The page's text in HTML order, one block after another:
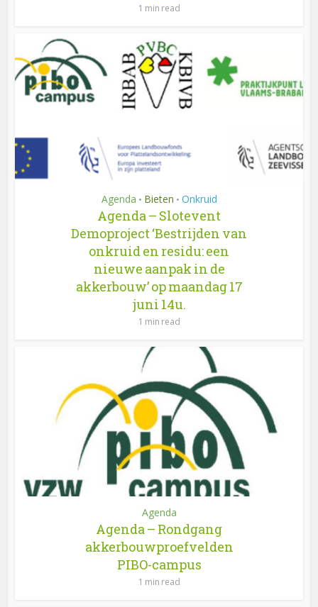
1 min read
Agenda • Bieten • Onkruid
Agenda – Slotevent
Demoproject ‘Bestrijden van
onkruid en residu: een
nieuwe aanpak in de
akkerbouw’ op maandag 17
juni 14u.
1 min read
Agenda
Agenda – Rondgang
akkerbouwproefvelden
PIBO-campus
1 min read